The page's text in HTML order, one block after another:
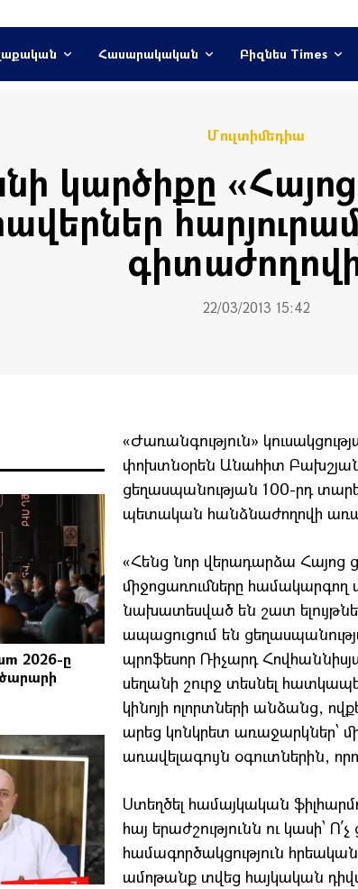
Հասարակական Բիզնես Times
Մուլտիմեդիա
կարծիքը
22/03/2013 15:42
2026-ը
«Ժառանգություն»
փոխտնօրեն Անահիտ Բախշյանը
ցեղասպանության 100-րդ
պետական հանձնաժողովի
«Հենց նոր վերադարձա Հայոց
միջոցառումները
նախատեսված են շատ
ապացուցում են
պրոֆեսոր Ռիչարդ
սեղանի շուրջ տեսնել
կինոյի ոլորտների անձանց,
արեց կոնկրետ առաջարկներ՝
առավելագույն օգուտներին,
Ստեղծել համայկական
հայ երաժշությունն ու կասի՝
համագործակցություն
ամոթանք տվեց հայկական